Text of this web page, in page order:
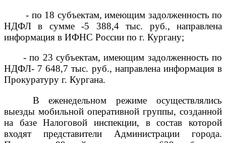
- по 18 субъектам, имеющим задолженность по
НДФЛ в сумме -5 388,4 тыс. руб., направлена
информация в ИФНС России по г. Кургану;
- по 23 субъектам, имеющим задолженность по
НДФЛ- 7 648,7 тыс. руб., направлена информация в
Прокуратуру г. Кургана.
В еженедельном режиме осуществлялись
выезды мобильной оперативной группы, созданной
на базе Налоговой инспекции, в состав которой
входят представители Администрации города.